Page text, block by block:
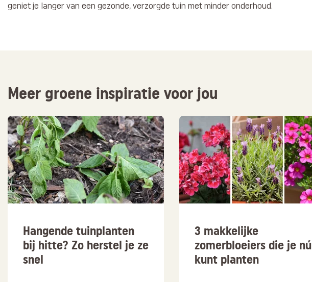
geniet je langer van een gezonde, verzorgde tuin met minder onderhoud.
Meer groene inspiratie voor jou
Hangende tuinplanten
bij hitte? Zo herstel je ze
snel
3 makkelijke
zomerbloeiers die je nú
kunt planten